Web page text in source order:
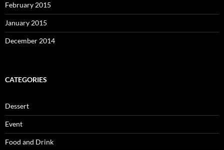
February 2015
January 2015
December 2014
CATEGORIES
Dessert
Event
Food and Drink